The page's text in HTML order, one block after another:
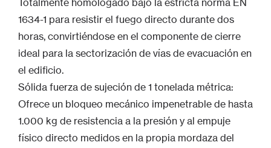
Totalmente homologado bajo la estricta norma EN
1634-1 para resistir el fuego directo durante dos
horas, convirtiéndose en el componente de cierre
ideal para la sectorización de vías de evacuación en
el edificio.
Sólida fuerza de sujeción de 1 tonelada métrica:
Ofrece un bloqueo mecánico impenetrable de hasta
1.000 kg de resistencia a la presión y al empuje
físico directo medidos en la propia mordaza del